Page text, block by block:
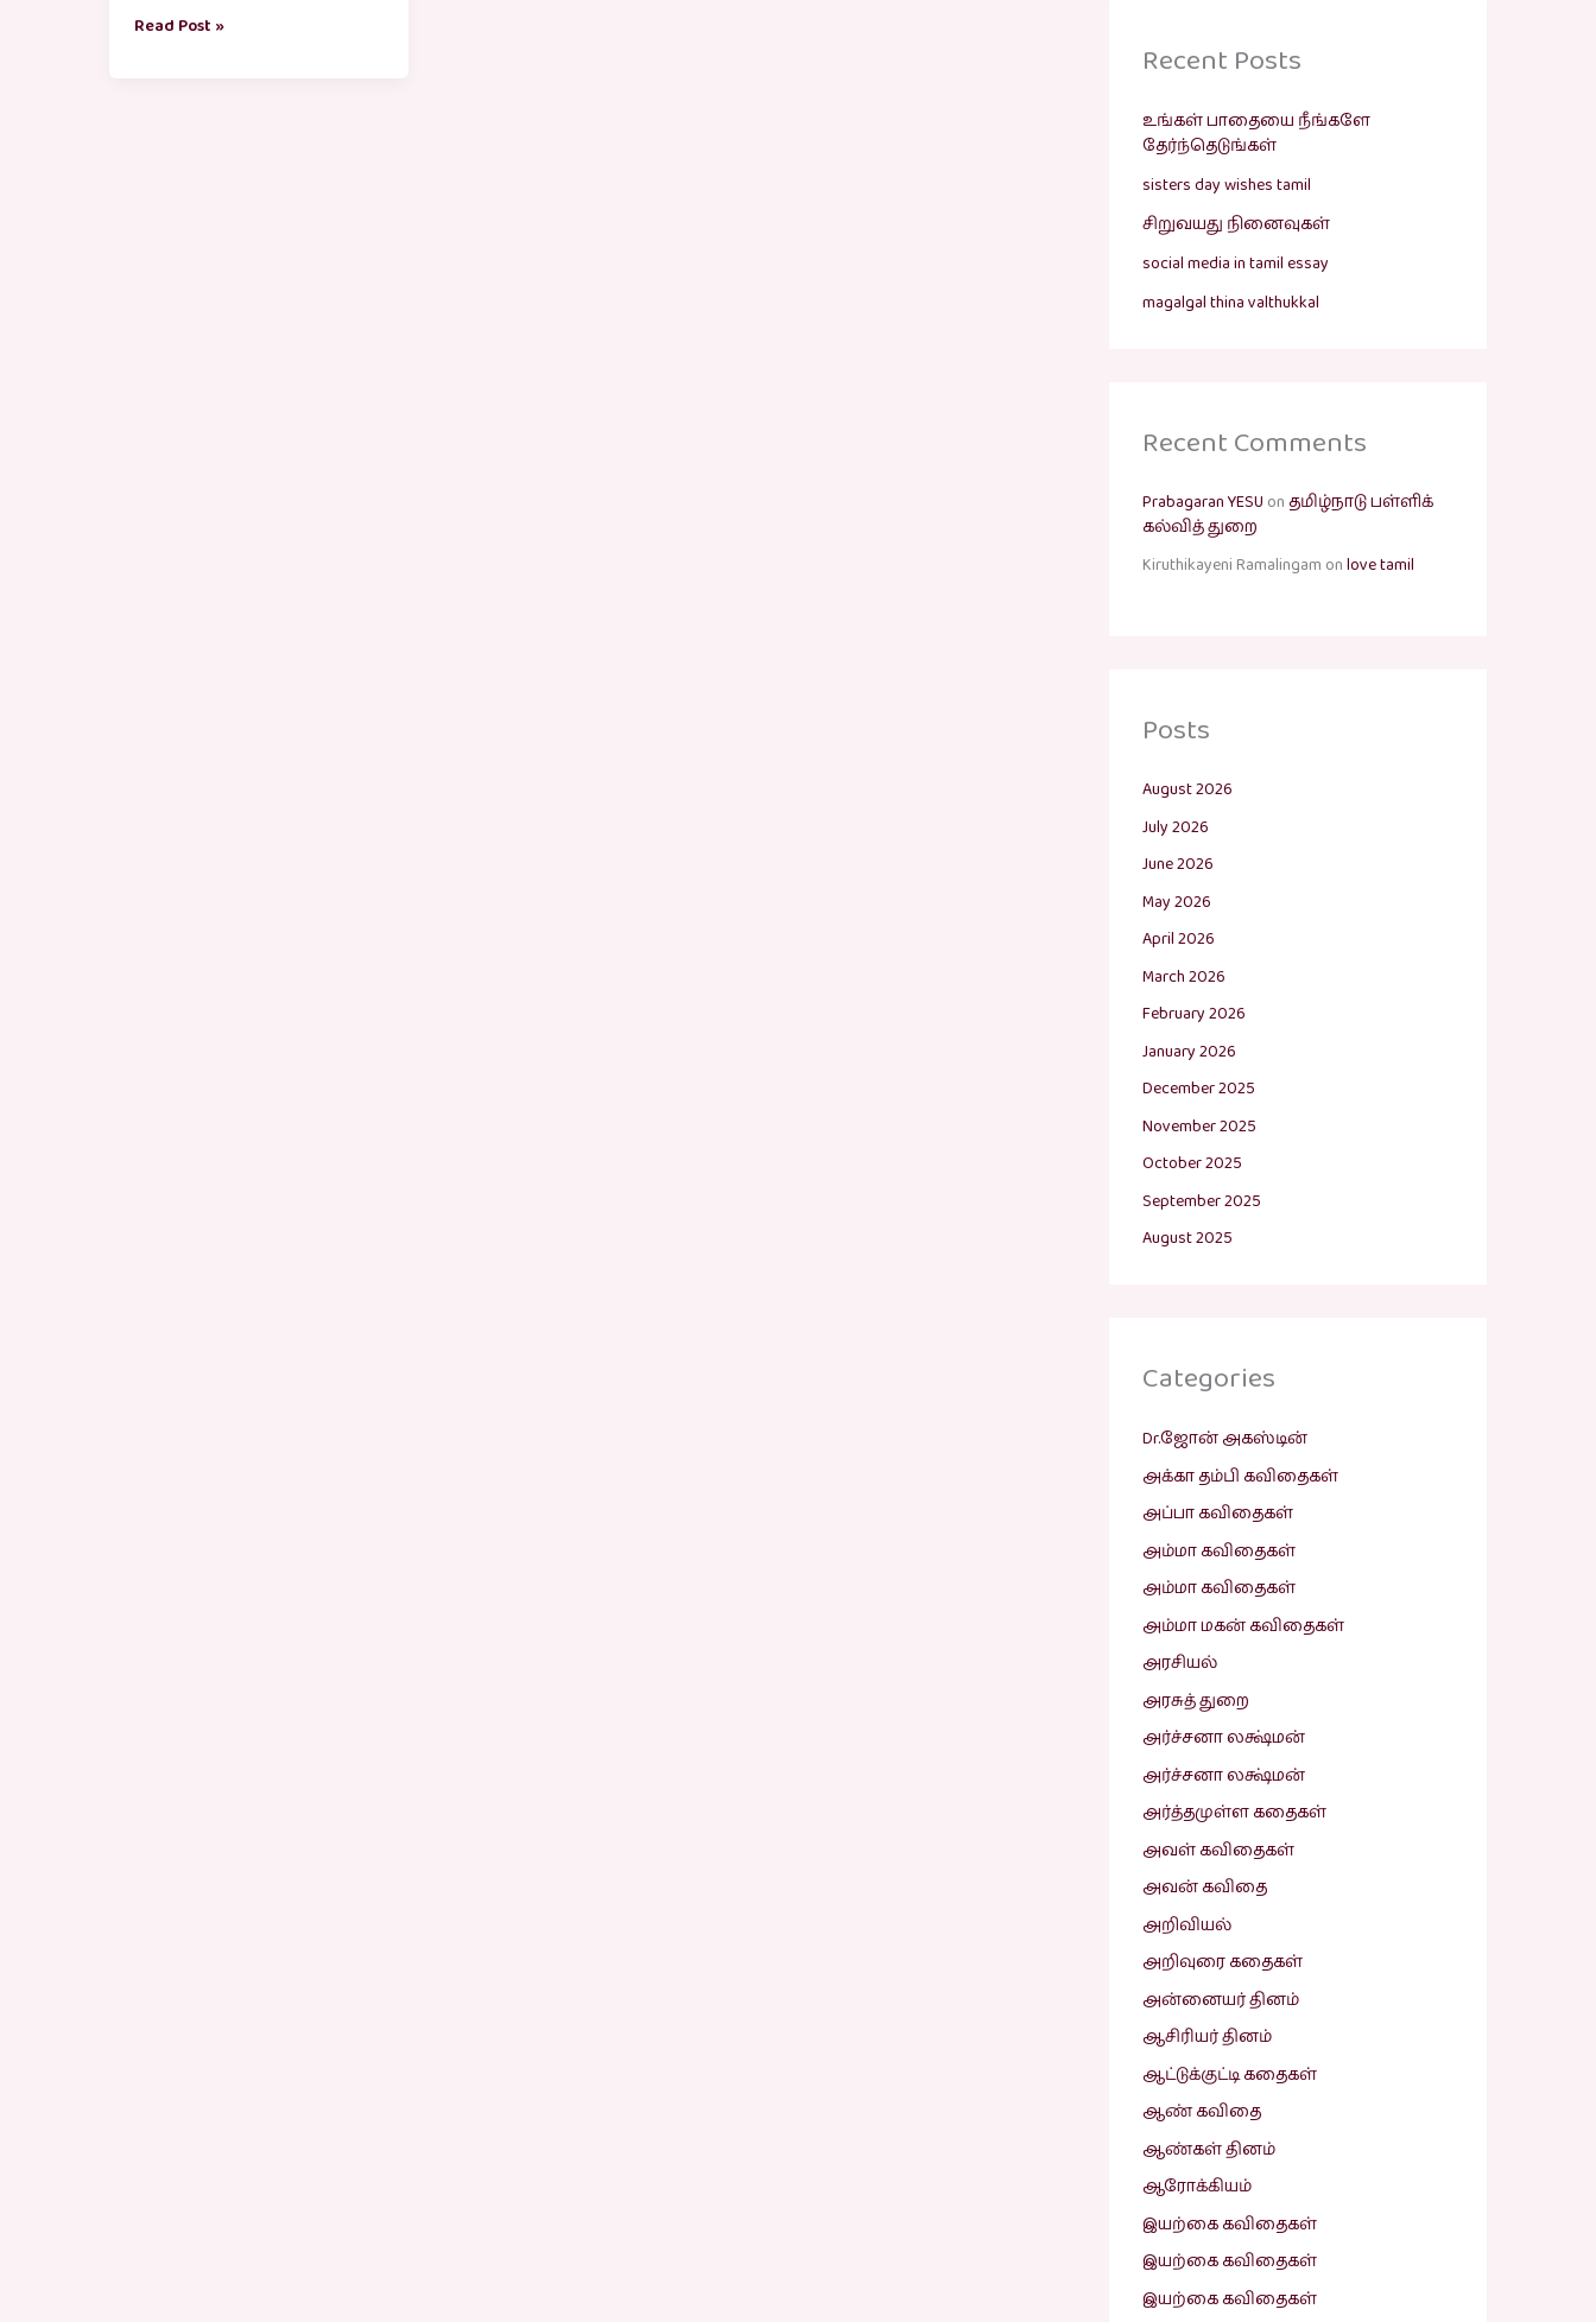
Read Post »
Recent Posts
உங்கள் பாதையை நீங்களே
தேர்ந்தெடுங்கள்
sisters day wishes tamil
சிறுவயது நினைவுகள்
social media in tamil essay
magalgal thina valthukkal
Recent Comments
Prabagaran YESU onதமிழ்நாடு பள்ளிக்
கல்வித் துறை
Kiruthikayeni Ramalingam onlove tamil
Posts
August 2026
July 2026
June 2026
May 2026
April 2026
March 2026
February 2026
January 2026
December 2025
November 2025
October 2025
September 2025
August 2025
Categories
Dr.ஜோன் அகஸ்டின்
அக்கா தம்பி கவிதைகள்
அப்பா கவிதைகள்
அம்மா கவிதைகள்
அம்மா கவிதைகள்
அம்மா மகன் கவிதைகள்
அரசியல்
அரசுத் துறை
அர்ச்சனா லக்ஷ்மன்
அர்ச்சனா லக்ஷ்மன்
அர்த்தமுள்ள கதைகள்
அவள் கவிதைகள்
அவன் கவிதை
அறிவியல்
அறிவுரை கதைகள்
அன்னையர் தினம்
ஆசிரியர் தினம்
ஆட்டுக்குட்டி கதைகள்
ஆண் கவிதை
ஆண்கள் தினம்
ஆரோக்கியம்
இயற்கை கவிதைகள்
இயற்கை கவிதைகள்
இயற்கை கவிதைகள்